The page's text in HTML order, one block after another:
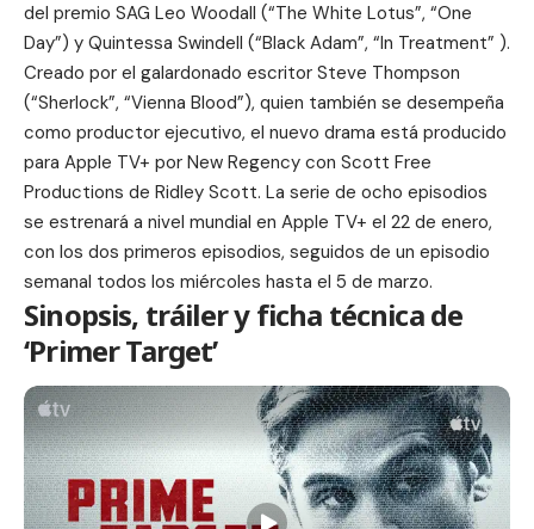
del premio SAG Leo Woodall (“The White Lotus”, “One
Day”) y Quintessa Swindell (“Black Adam”, “In Treatment” ).
Creado por el galardonado escritor Steve Thompson
(“Sherlock”, “Vienna Blood”), quien también se desempeña
como productor ejecutivo, el nuevo drama está producido
para Apple TV+ por New Regency con Scott Free
Productions de Ridley Scott. La serie de ocho episodios
se estrenará a nivel mundial en Apple TV+ el 22 de enero,
con los dos primeros episodios, seguidos de un episodio
semanal todos los miércoles hasta el 5 de marzo.
Sinopsis, tráiler y ficha técnica de
‘Primer Target’